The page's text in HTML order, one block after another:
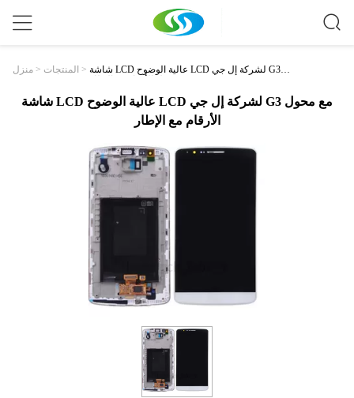
منزل > المنتجات > شاشة LCD عالية الوضوح LCD لشركة إل جي G3 م
ع محول الأرقام مع الإطار
شاشة LCD عالية الوضوح LCD لشركة إل جي G3 مع محول
الأرقام مع الإطار